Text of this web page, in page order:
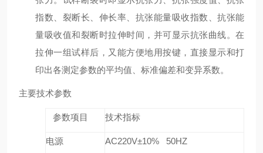
指数、裂断长、伸长率、抗张能量吸收指数、抗张能
量吸收值和裂断时拉伸时间，并可显示抗张曲线。在
拉伸一组试样后，又能方便地用按键，直接显示和打
印出各测定参数的平均值、标准偏差和变异系数。
主要技术参数
参数项目 技术指标
电源 AC220V±10% 50HZ